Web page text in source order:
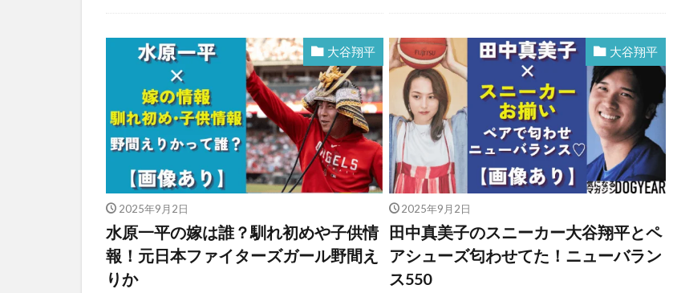
大谷翔平
2025年9月2日
水原一平の嫁は誰？馴れ初めや子供情
報！元日本ファイターズガール野間え
りか
大谷翔平
2025年9月2日
田中真美子のスニーカー大谷翔平とペ
アシューズ匂わせてた！ニューバラン
ス550